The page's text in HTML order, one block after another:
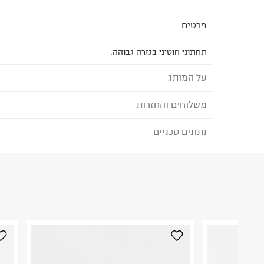
פרטים
תחתוני חוטיני בגזרה גבוהה.
על המותג
AERIE
משלוחים והחזרות
לבחירת בשיטת המשלוח המתאימה לכם,
לפני החזרת החבילה, חשוב להדביק את מדבקת
נתונים טכניים